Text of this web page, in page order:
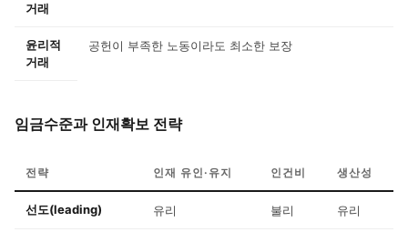
거래
윤리적
거래
공헌이 부족한 노동이라도 최소한 보장
임금수준과 인재확보 전략
전략 인재 유인·유지 인건비 생산성
선도(leading) 유리 불리 유리